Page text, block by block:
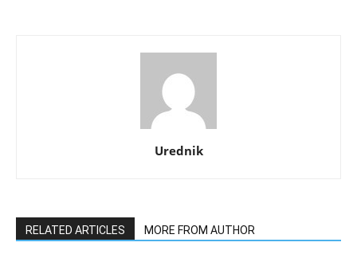
Urednik
RELATED ARTICLES MORE FROM AUTHOR